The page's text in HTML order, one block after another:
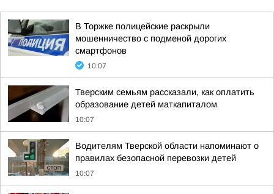
В Торжке полицейские раскрыли
мошенничество с подменой дорогих
смартфонов
10:07
Тверским семьям рассказали, как оплатить
образование детей маткапиталом
10:07
Водителям Тверской области напоминают о
правилах безопасной перевозки детей
10:07